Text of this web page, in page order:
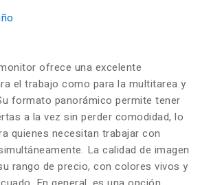
ofrece una excelente
el trabajo como para la multitarea y
formato panorámico permite tener
a la vez sin perder comodidad, lo
quienes necesitan trabajar con
La calidad de imagen
rango de precio, con colores vivos y